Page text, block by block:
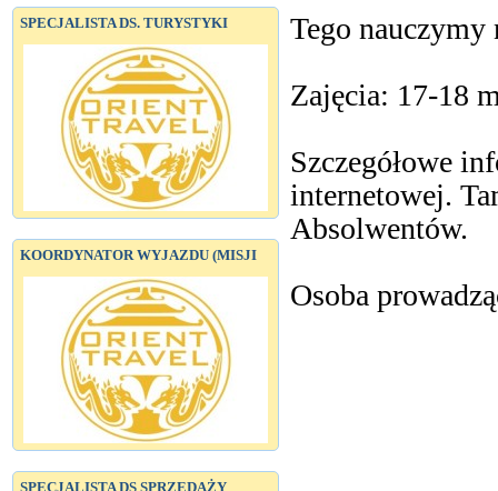
SPECJALISTA DS. TURYSTYKI
KOORDYNATOR WYJAZDU (MISJI
SPECJALISTA DS SPRZEDAŻY
Tego nauczymy
Zajęcia: 17-18
Szczegółowe
internetowej.
Absolwentów.
Osoba